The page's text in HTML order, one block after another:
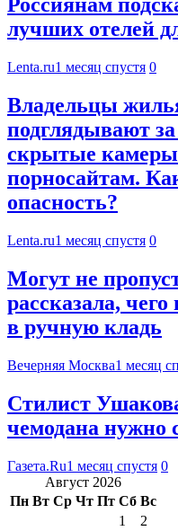
Россиянам
лучших отелей
Lenta.ru1 месяц спустя 0
Владельцы
подглядывают
скрытые
порносайтам.
опасность?
Lenta.ru1 месяц спустя 0
Могут не
рассказала, чего
в ручную кладь
Вечерняя Москва1 месяц
Стилист
чемодана нужно
Газета.Ru1 месяц спустя 0
Август 2026
Пн Вт Ср Чт Пт Сб Вс
1
2